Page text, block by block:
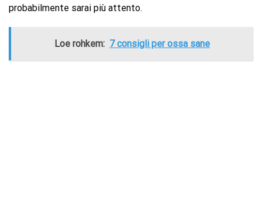
probabilmente sarai più attento.
Loe rohkem: 7 consigli per ossa sane